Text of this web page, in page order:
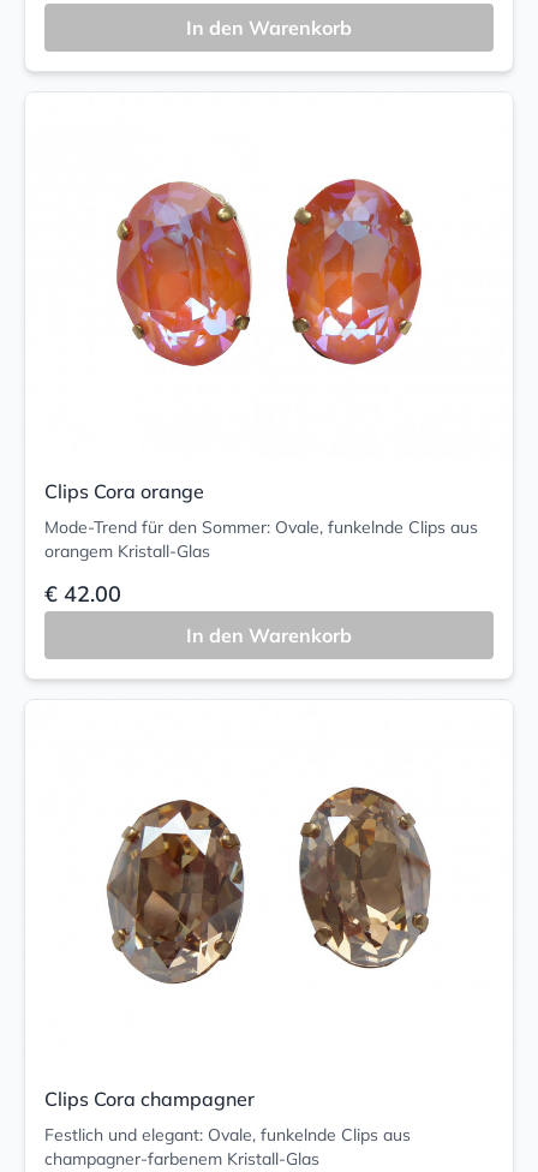
In den Warenkorb
Clips Cora orange
Mode-Trend für den Sommer: Ovale, funkelnde Clips aus
orangem Kristall-Glas
€ 42.00
In den Warenkorb
Clips Cora champagner
Festlich und elegant: Ovale, funkelnde Clips aus
champagner-farbenem Kristall-Glas